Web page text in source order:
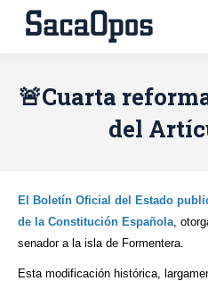
🚨Cuarta
del
El Boletín Oficial del Estado
de la Constitución Española,
senador a la isla de Formentera.
Esta modificación histórica,